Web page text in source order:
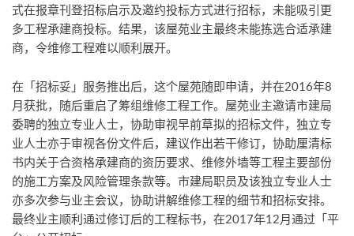
式在报章刊登招标启示及邀约投标方式进行招标，未能吸引更
多工程承建商投标。结果，该屋苑业主最终未能拣选合适承建
商，令维修工程难以顺利展开。
在「招标妥」服务推出后，这个屋苑随即申请，并在2016年8
月获批，随后重启了筹组维修工程工作。屋苑业主邀请市建局
委聘的独立专业人士，协助审视早前草拟的招标文件，独立专
业人士亦于审视各份文件后，建议作出若干修订，协助厘清标
书内关于合资格承建商的资历要求、维修外墙等工程主要部份
的施工方案及风险管理条款等。市建局职员及该独立专业人士
亦多次参与业主会议，协助讲解维修工程的细节和招标安排。
最终业主顺利通过修订后的工程标书，在2017年12月通过「平